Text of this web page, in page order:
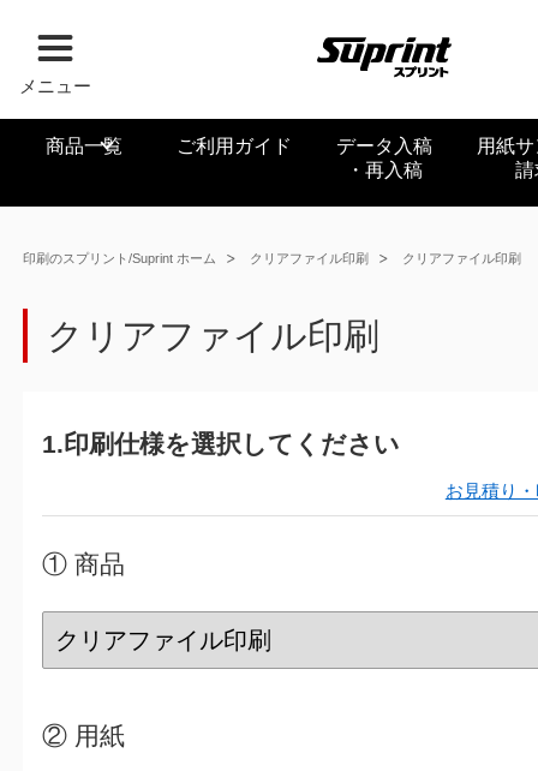
メニュー
商品一覧 ご利用ガイド
データ入稿
・再入稿
用紙
請
印刷のスプリント/Suprint ホーム クリアファイル印刷 クリアファイル印刷
クリアファイル印刷
1.印刷仕様を選択してください
お見積り
① 商品
② 用紙